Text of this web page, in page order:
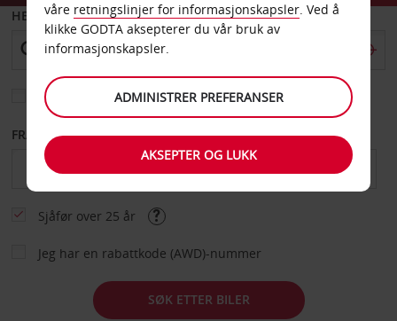
HENT FRA
Velg et annet leveringssted
FRA DATO TIL DATO
Sjåfør over 25 år
Jeg har en rabattkode (AWD)-nummer
SØK ETTER BILER
våre retningslinjer for informasjonskapsler. Ved å
klikke GODTA aksepterer du vår bruk av
informasjonskapsler.
ADMINISTRER PREFERANSER
AKSEPTER OG LUKK